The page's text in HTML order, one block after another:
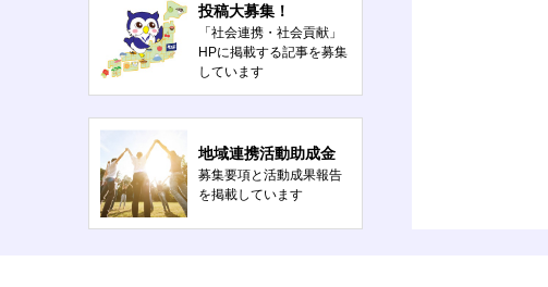
投稿大募集！
「社会連携・社会貢献」
HPに掲載する記事を募集
しています
地域連携活動助成金
募集要項と活動成果報告
を掲載しています